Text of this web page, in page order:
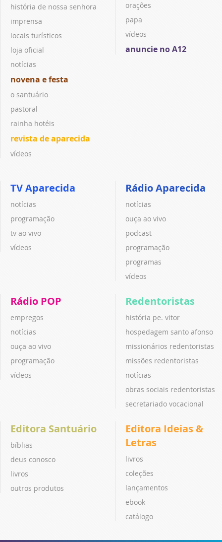
história de nossa senhora
imprensa
locais turísticos
loja oficial
notícias
novena e festa
o santuário
pastoral
rainha hotéis
revista de aparecida
vídeos
orações
papa
vídeos
anuncie no A12
TV Aparecida
notícias
programação
tv ao vivo
vídeos
Rádio Aparecida
notícias
ouça ao vivo
podcast
programação
programas
vídeos
Rádio POP
empregos
notícias
ouça ao vivo
programação
vídeos
Redentoristas
história pe. vitor
hospedagem santo afonso
missionários redentoristas
missões redentoristas
notícias
obras sociais redentoristas
secretariado vocacional
Editora Santuário
bíblias
deus conosco
livros
outros produtos
Editora Ideias &
Letras
livros
coleções
lançamentos
ebook
catálogo